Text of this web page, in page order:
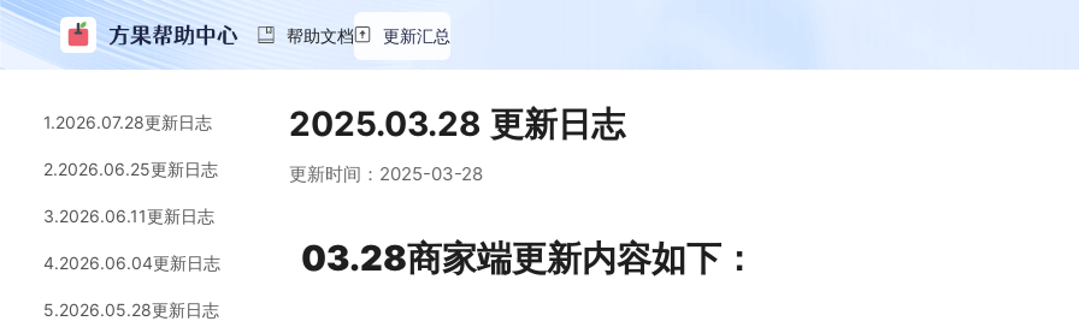
帮助文档 更新汇总
1.2026.07.28更新日志
2.2026.06.25更新日志
3.2026.06.11更新日志
4.2026.06.04更新日志
5.2026.05.28更新日志
2025.03.28 更新日志
更新时间： 2025-03-28
03.28商家端更新内容如下：